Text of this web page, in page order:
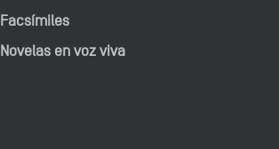
Facsímiles
Novelas en voz viva